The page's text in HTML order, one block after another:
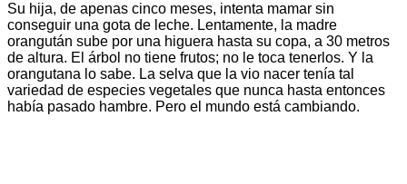
Su hija, de apenas cinco meses, intenta mamar sin
conseguir una gota de leche. Lentamente, la madre
orangután sube por una higuera hasta su copa, a 30 metros
de altura. El árbol no tiene frutos; no le toca tenerlos. Y la
orangutana lo sabe. La selva que la vio nacer tenía tal
variedad de especies vegetales que nunca hasta entonces
había pasado hambre. Pero el mundo está cambiando.